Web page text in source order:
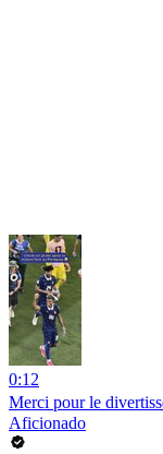
0:12
Merci pour le
Aficionado